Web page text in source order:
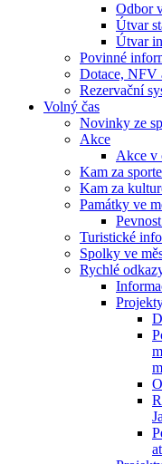
Odbor
Útvar
Útvar
Povinné
Dotace, NFV
Rezervační
Volný čas
Novinky ze
Akce
Akce v
Kam za
Kam za
Památky ve
Turistické
Spolky ve
Rychlé